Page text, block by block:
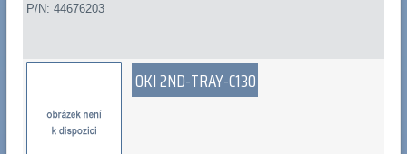
P/N: 44676203
OKI 2ND-TRAY-C130